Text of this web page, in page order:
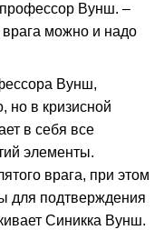
профессор Вунш. –
можно и надо
Вунш,
но в кризисной
в себя все
элементы.
врага, при этом
для подтверждения
Синикка Вунш.